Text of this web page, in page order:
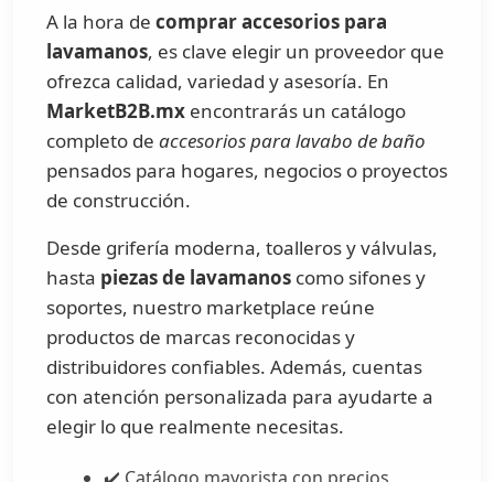
A la hora de comprar accesorios para
lavamanos, es clave elegir un proveedor que
ofrezca calidad, variedad y asesoría. En
MarketB2B.mx encontrarás un catálogo
completo de accesorios para lavabo de baño
pensados para hogares, negocios o proyectos
de construcción.
Desde grifería moderna, toalleros y válvulas,
hasta piezas de lavamanos como sifones y
soportes, nuestro marketplace reúne
productos de marcas reconocidas y
distribuidores confiables. Además, cuentas
con atención personalizada para ayudarte a
elegir lo que realmente necesitas.